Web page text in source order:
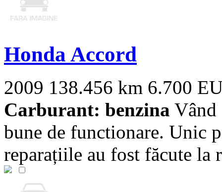
Honda Accord
2009 138.456 km 6.700
Carburant: benzina Vând
bune de functionare. Unic
reparațiile au fost făcute la